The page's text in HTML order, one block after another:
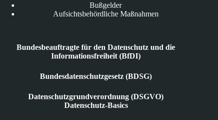
Bußgelder
Aufsichtsbehördliche Maßnahmen
Bundesbeauftragte für den Datenschutz und die
Informationsfreiheit (BfDI)
Bundesdatenschutzgesetz (BDSG)
Datenschutzgrundverordnung (DSGVO)
Datenschutz-Basics